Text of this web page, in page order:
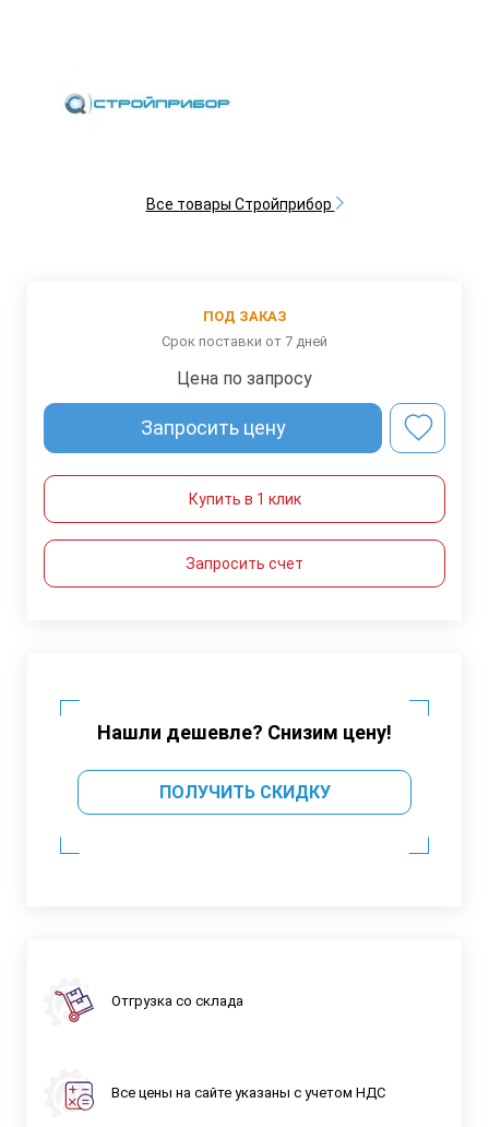
Все товары Стройприбор
ПОД ЗАКАЗ
Срок поставки от 7 дней
Цена по запросу
Запросить цену
Купить в 1 клик
Запросить счет
Нашли дешевле? Снизим цену!
ПОЛУЧИТЬ СКИДКУ
Отгрузка со склада
Все цены на сайте указаны с учетом НДС